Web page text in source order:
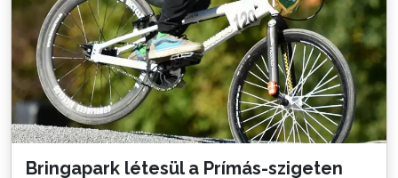
Bringapark létesül a Prímás-szigeten